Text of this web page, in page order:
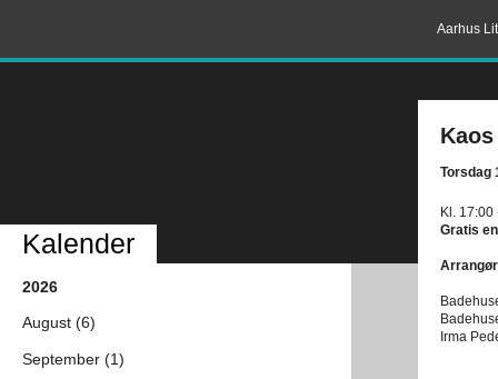
Aarhus
Torsdag
Kl. 17:00
Gratis
Irma
Kalender
2026
August (6)
September (1)